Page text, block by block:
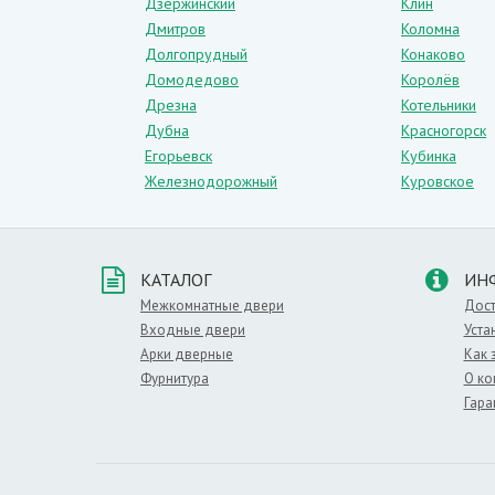
Дмитров
Долгопрудный
Домодедово
Дрезна
Дубна
Егорьевск
Железнодорожный
Коломна
Конаково
Королёв
Котельники
Красногорск
Кубинка
Куровское
КАТАЛОГ
Межкомнатные двери
Входные двери
Арки дверные
Фурнитура
Как
О